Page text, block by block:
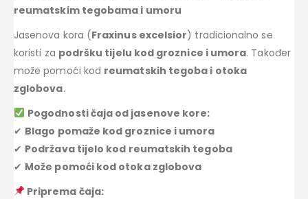
reumatskim tegobama i umoru
Jasenova kora (Fraxinus excelsior) tradicionalno se
koristi za podršku tijelu kod groznice i umora. Također
može pomoći kod reumatskih tegoba i otoka
zglobova.
Pogodnosti čaja od jasenove kore:
✔ Blago pomaže kod groznice i umora
✔ Podržava tijelo kod reumatskih tegoba
✔ Može pomoći kod otoka zglobova
Priprema čaja: